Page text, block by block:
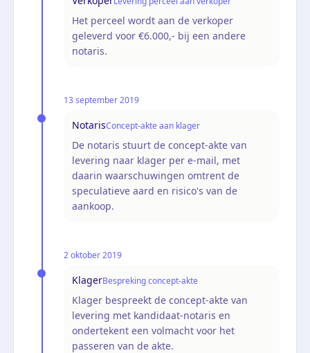
Het perceel wordt aan de verkoper
geleverd voor €6.000,- bij een andere
notaris.
13 september 2019
NotarisConcept-akte aan klager
De notaris stuurt de concept-akte van
levering naar klager per e-mail, met
daarin waarschuwingen omtrent de
speculatieve aard en risico's van de
aankoop.
2 oktober 2019
KlagerBespreking concept-akte
Klager bespreekt de concept-akte van
levering met kandidaat-notaris en
ondertekent een volmacht voor het
passeren van de akte.